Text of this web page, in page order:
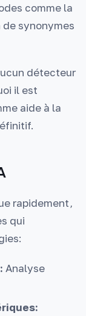
comme la
synonymes
détecteur
il est
aide à la
rapidement,
qui
Analyse